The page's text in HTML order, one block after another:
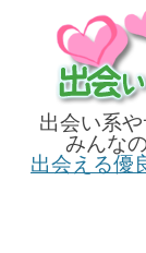
出会い系
みんな
出会える優